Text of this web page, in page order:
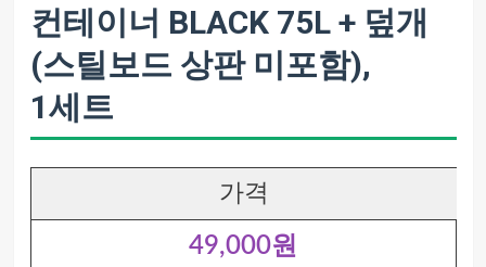
컨테이너 BLACK 75L + 덮개
(스틸보드 상판 미포함),
1세트
가격
49,000원